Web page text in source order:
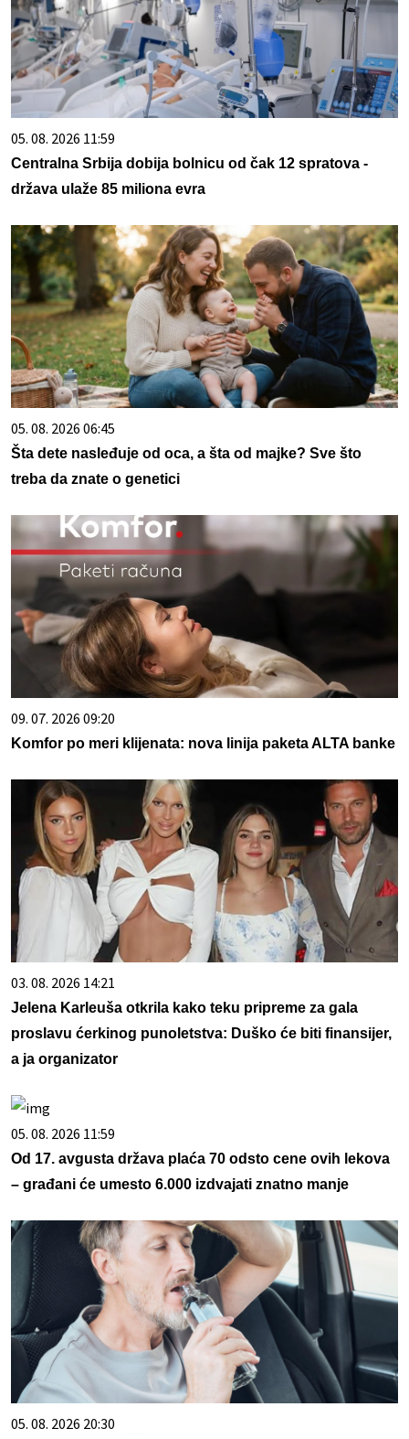
05. 08. 2026 11:59
Centralna Srbija dobija bolnicu od čak 12 spratova -
država ulaže 85 miliona evra
05. 08. 2026 06:45
Šta dete nasleđuje od oca, a šta od majke? Sve što
treba da znate o genetici
09. 07. 2026 09:20
Komfor po meri klijenata: nova linija paketa ALTA banke
03. 08. 2026 14:21
Jelena Karleuša otkrila kako teku pripreme za gala
proslavu ćerkinog punoletstva: Duško će biti finansijer,
a ja organizator
05. 08. 2026 11:59
Od 17. avgusta država plaća 70 odsto cene ovih lekova
– građani će umesto 6.000 izdvajati znatno manje
05. 08. 2026 20:30